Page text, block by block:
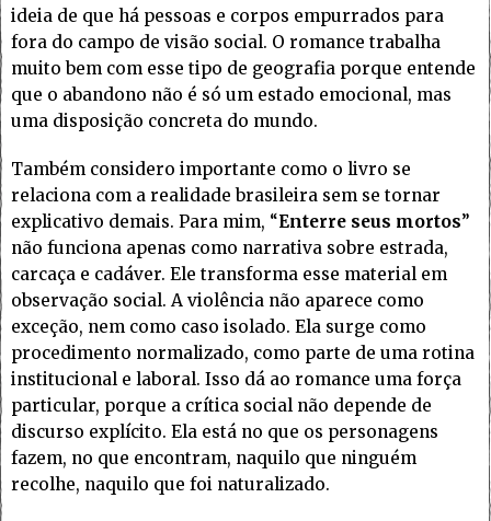
ideia de que há pessoas e corpos empurrados para
fora do campo de visão social. O romance trabalha
muito bem com esse tipo de geografia porque entende
que o abandono não é só um estado emocional, mas
uma disposição concreta do mundo.
Também considero importante como o livro se
relaciona com a realidade brasileira sem se tornar
explicativo demais. Para mim, “Enterre seus mortos”
não funciona apenas como narrativa sobre estrada,
carcaça e cadáver. Ele transforma esse material em
observação social. A violência não aparece como
exceção, nem como caso isolado. Ela surge como
procedimento normalizado, como parte de uma rotina
institucional e laboral. Isso dá ao romance uma força
particular, porque a crítica social não depende de
discurso explícito. Ela está no que os personagens
fazem, no que encontram, naquilo que ninguém
recolhe, naquilo que foi naturalizado.